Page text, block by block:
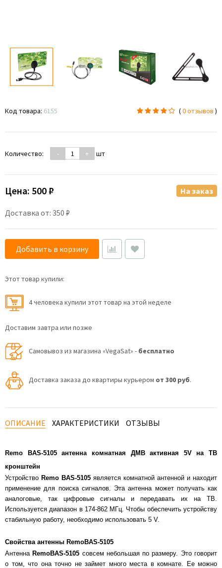
Код товара: 6155 (0 отзывов )
Количество: - + шт
Цена: 500 ₽
Доставка от: 350 ₽
На заказ
Добавить в корзину
Этот товар купили:
4 человекa купили этот товар на этой неделе
Доставим завтра или позже
Самовывоз из магазина «VegaSat» - бесплатно
Доставка заказа до квартиры курьером от 300 руб.
ОПИСАНИЕ ХАРАКТЕРИСТИКИ ОТЗЫВЫ
Remo BAS-5105 антенна комнатная ДМВ активная 5V на ТВ
кронштейн
Устройство Remo BAS-5105 является комнатной антенной и находит
применение для поиска сигналов. Эта антенна может получать как
аналоговые, так цифровые сигналы и передавать их на ТВ.
Используется диапазон в 174-862 МГц. Чтобы обеспечить устройству
стабильную работу, необходимо использовать 5 V.
Свойства антенны RemoBAS-5105
Антенна RemoBAS-5105 совсем небольшая по размеру. Это говорит
о том, что она точно не займет много места в комнате. Ее можно